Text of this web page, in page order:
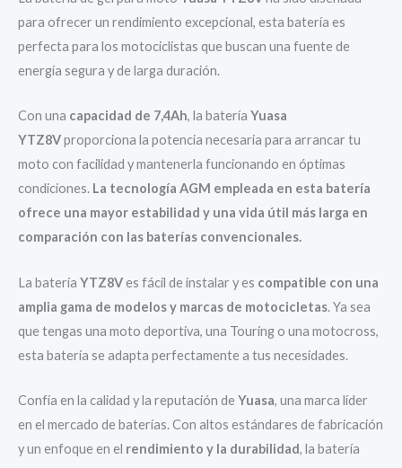
para ofrecer un rendimiento excepcional, esta batería es
perfecta para los motociclistas que buscan una fuente de
energía segura y de larga duración.
Con una capacidad de 7,4Ah, la batería Yuasa
YTZ8Vproporciona la potencia necesaria para arrancar tu
moto con facilidad y mantenerla funcionando en óptimas
condiciones. La tecnología AGM empleada en esta batería
ofrece una mayor estabilidad y una vida útil más larga en
comparación con las baterías convencionales.
La batería YTZ8Ves fácil de instalar y es compatible con una
amplia gama de modelos y marcas de motocicletas. Ya sea
que tengas una moto deportiva, una Touring o una motocross,
esta batería se adapta perfectamente a tus necesidades.
Confía en la calidad y la reputación deYuasa, una marca líder
en el mercado de baterías. Con altos estándares de fabricación
y un enfoque en el rendimiento y la durabilidad, la batería